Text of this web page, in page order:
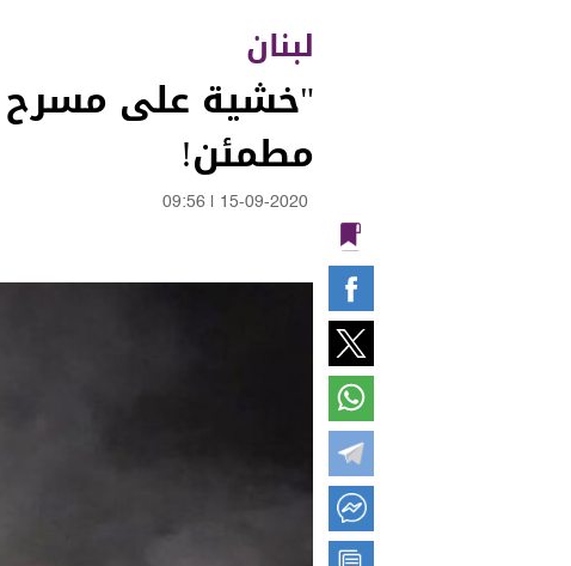
لبنان
"خشية على مسرح
مطمئن!
15-09-2020
09:56